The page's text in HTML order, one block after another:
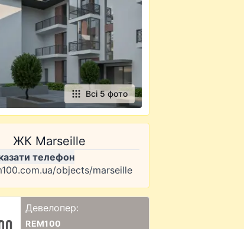
Всі 5 фото
ЖК Marseille
телефон
objects/marseille
Девелопер:
REM100